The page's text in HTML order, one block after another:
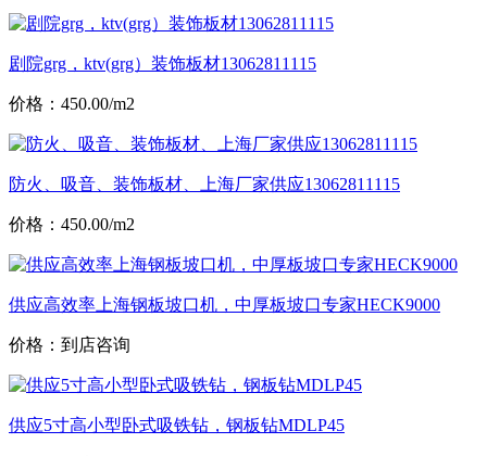
剧院grg，ktv(grg）装饰板材13062811115
价格：450.00/m2
防火、吸音、装饰板材、上海厂家供应13062811115
价格：450.00/m2
供应高效率上海钢板坡口机，中厚板坡口专家HECK9000
价格：到店咨询
供应5寸高小型卧式吸铁钻，钢板钻MDLP45